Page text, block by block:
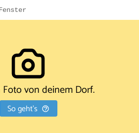
Foto von deinem Dorf.
So geht's